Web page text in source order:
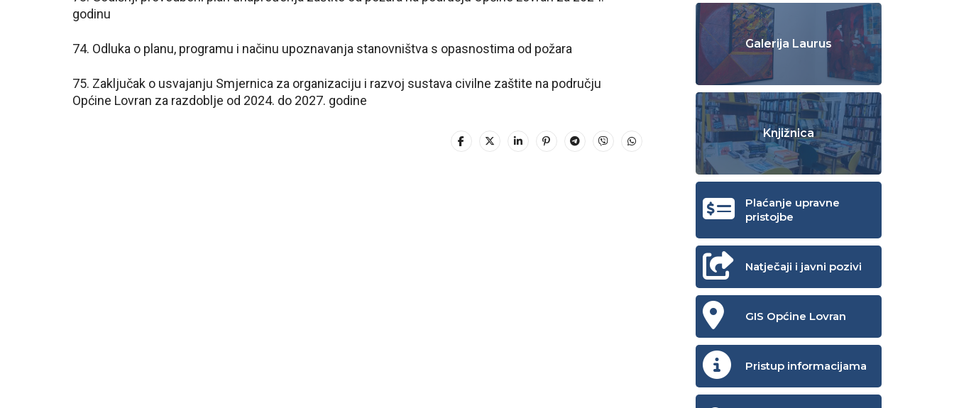
godinu
74. Odluka o planu, programu i načinu upoznavanja stanovništva s opasnostima od požara
75. Zaključak o usvajanju Smjernica za organizaciju i razvoj sustava civilne zaštite na području
Općine Lovran za razdoblje od 2024. do 2027. godine
Galerija Laurus
Knjižnica
Plaćanje upravne
pristojbe
Natječaji i javni pozivi
GIS Općine Lovran
Pristup informacijama